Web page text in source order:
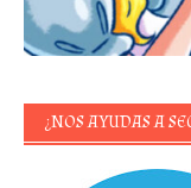
¿NOS AYUDAS A